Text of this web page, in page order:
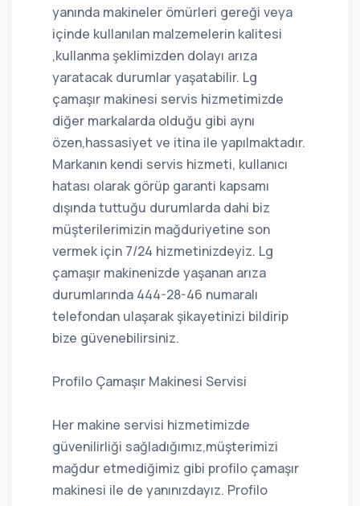
yanında makineler ömürleri gereği veya
içinde kullanılan malzemelerin kalitesi
,kullanma şeklimizden dolayı arıza
yaratacak durumlar yaşatabilir. Lg
çamaşır makinesi servis hizmetimizde
diğer markalarda olduğu gibi aynı
özen,hassasiyet ve itina ile yapılmaktadır.
Markanın kendi servis hizmeti, kullanıcı
hatası olarak görüp garanti kapsamı
dışında tuttuğu durumlarda dahi biz
müşterilerimizin mağduriyetine son
vermek için 7/24 hizmetinizdeyiz. Lg
çamaşır makinenizde yaşanan arıza
durumlarında 444-28-46 numaralı
telefondan ulaşarak şikayetinizi bildirip
bize güvenebilirsiniz.
Profilo Çamaşır Makinesi Servisi
Her makine servisi hizmetimizde
güvenilirliği sağladığımız,müşterimizi
mağdur etmediğimiz gibi profilo çamaşır
makinesi ile de yanınızdayız. Profilo